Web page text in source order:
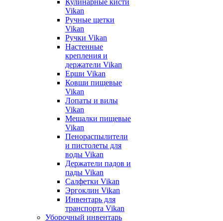
Кулинарные кисти
Vikan
Ручные щетки
Vikan
Ручки Vikan
Настенные
крепления и
держатели Vikan
Ерши Vikan
Ковши пищевые
Vikan
Лопаты и вилы
Vikan
Мешалки пищевые
Vikan
Пенораспылители
и пистолеты для
воды Vikan
Держатели падов и
пады Vikan
Салфетки Vikan
Эргоклин Vikan
Инвентарь для
транспорта Vikan
Уборочный инвентарь